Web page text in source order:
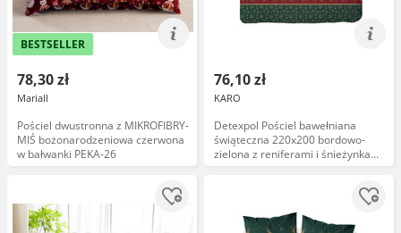
BESTSELLER
78,30 zł
Mariall
Pościel dwustronna z MIKROFIBRY-
MIŚ bożonarodzeniowa czerwona
w bałwanki PEKA-26
76,10 zł
KARO
Detexpol Pościel bawełniana
świąteczna 220x200 bordowo-
zielona z reniferami i śnieżynkami
5817 A Christmas Comfort